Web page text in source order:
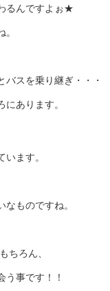
るんですよぉ★
スを乗り継ぎ・・・
あります。
ます。
ものですね。
ちろん、
事です！！